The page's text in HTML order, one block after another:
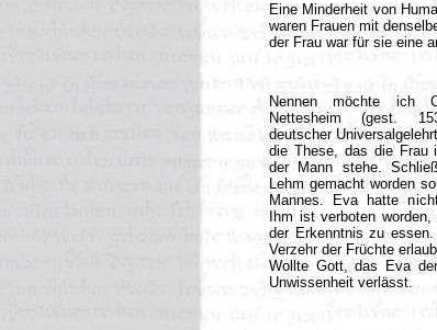
Eine Minderheit von
waren Frauen mit
der Frau war für sie eine
Nennen möchte ich
Nettesheim (gest.
deutscher
die These, das die Frau
der Mann stehe.
Lehm gemacht worden
Mannes. Eva hatte
Ihm ist verboten
der Erkenntnis zu
Verzehr der Früchte
Wollte Gott, das Eva
Unwissenheit verlässt.